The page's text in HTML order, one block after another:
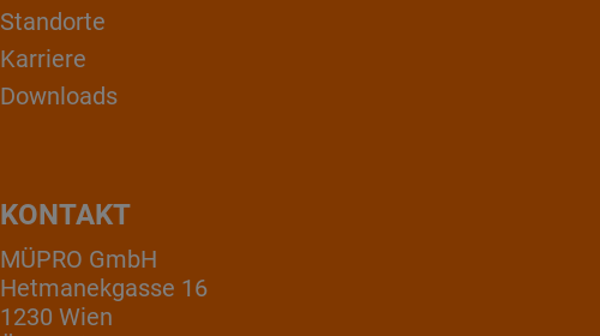
Standorte
Karriere
Downloads
KONTAKT
MÜPRO GmbH
Hetmanekgasse 16
1230 Wien